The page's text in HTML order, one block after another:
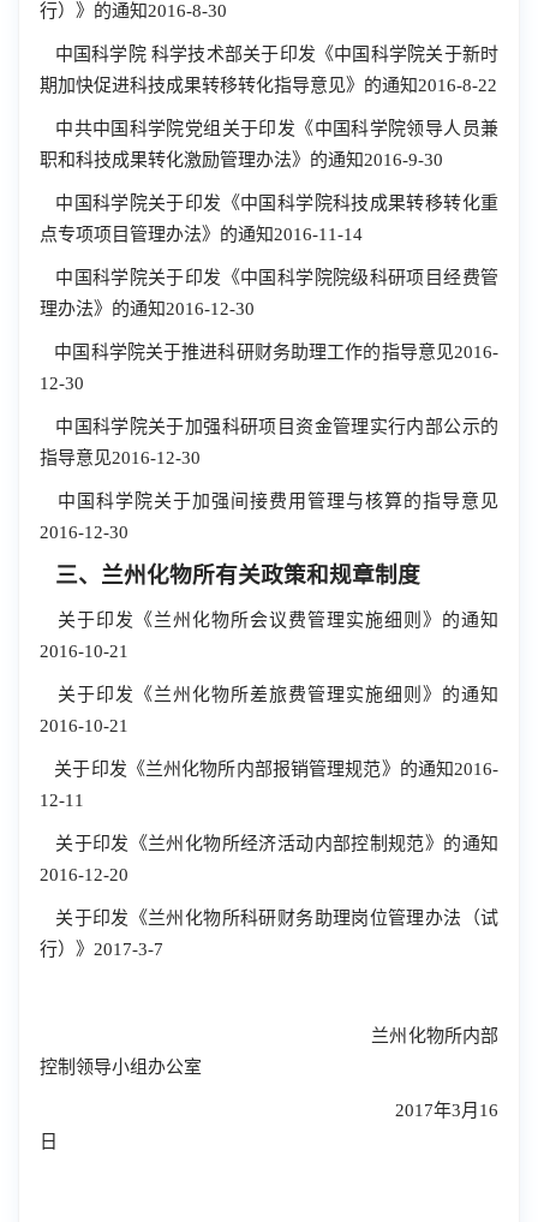
行）》的通知2016-8-30
中国科学院 科学技术部关于印发《中国科学院关于新时
期加快促进科技成果转移转化指导意见》的通知2016-8-22
中共中国科学院党组关于印发《中国科学院领导人员兼
职和科技成果转化激励管理办法》的通知2016-9-30
中国科学院关于印发《中国科学院科技成果转移转化重
点专项项目管理办法》的通知2016-11-14
中国科学院关于印发《中国科学院院级科研项目经费管
理办法》的通知2016-12-30
中国科学院关于推进科研财务助理工作的指导意见2016-
12-30
中国科学院关于加强科研项目资金管理实行内部公示的
指导意见2016-12-30
中国科学院关于加强间接费用管理与核算的指导意见
2016-12-30
三、兰州化物所有关政策和规章制度
关于印发《兰州化物所会议费管理实施细则》的通知
2016-10-21
关于印发《兰州化物所差旅费管理实施细则》的通知
2016-10-21
关于印发《兰州化物所内部报销管理规范》的通知2016-
12-11
关于印发《兰州化物所经济活动内部控制规范》的通知
2016-12-20
关于印发《兰州化物所科研财务助理岗位管理办法（试
行）》2017-3-7
兰州化物所内部
控制领导小组办公室
2017年3月16
日